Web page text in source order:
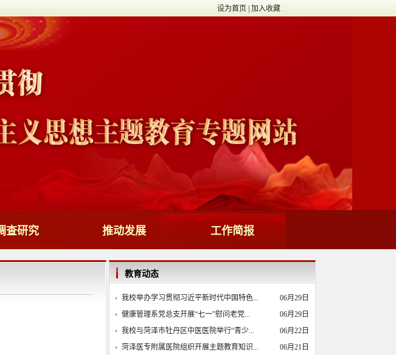
设为首页 加入收藏
查研究 推动发展 工作简报
教育动态
我校举办学习贯彻习近平新时代中国特色...
06月29日
健康管理系党总支开展“七一”慰问老党...
06月29日
我校与菏泽市牡丹区中医医院举行“青少...
06月22日
菏泽医专附属医院组织开展主题教育知识...
06月21日